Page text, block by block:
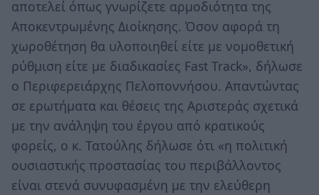
αποτελεί όπως γνωρίζετε αρμοδιότητα της
Αποκεντρωμένης Διοίκησης. Όσον αφορά τη
χωροθέτηση θα υλοποιηθεί είτε με νομοθετική
ρύθμιση είτε με διαδικασίες Fast Track», δήλωσε
ο Περιφερειάρχης Πελοποννήσου. Απαντώντας
σε ερωτήματα και θέσεις της Αριστεράς σχετικά
με την ανάληψη του έργου από κρατικούς
φορείς, ο κ. Τατούλης δήλωσε ότι «η πολιτική
ουσιαστικής προστασίας του περιβάλλοντος
είναι στενά συνυφασμένη με την ελεύθερη